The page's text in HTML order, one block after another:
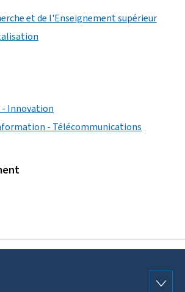
et de l'Enseignement supérieur
- Innovation
- Télécommunications